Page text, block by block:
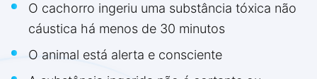
O cachorro ingeriu uma substância tóxica não
cáustica há menos de 30 minutos
O animal está alerta e consciente